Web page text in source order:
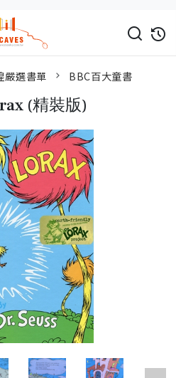
嚴選書單 BBC百大童書
(精裝版)